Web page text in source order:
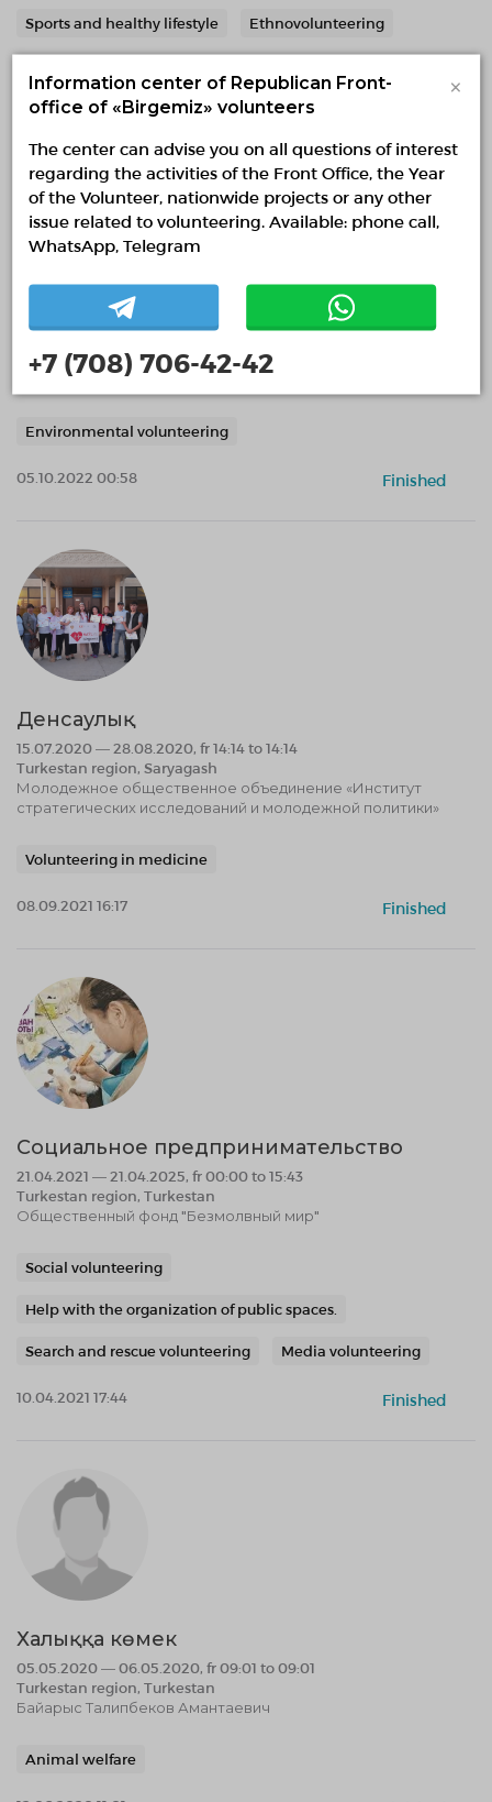
Sports and healthy lifestyle Ethnovolunteering
Челлендж EcoStudentKZ
Turkestan region, Turkestan
yasawi_volunteers
Environmental volunteering
05.10.2022 00:58 Finished
Денсаулық
15.07.2020 — 28.08.2020, fr 14:14 to 14:14
Turkestan region, Saryagash
Молодежное общественное объединение «Институт
стратегических исследований и молодежной политики»
Volunteering in medicine
08.09.2021 16:17 Finished
Социальное предпринимательство
21.04.2021 — 21.04.2025, fr 00:00 to 15:43
Turkestan region, Turkestan
Общественный фонд "Безмолвный мир"
Social volunteering
Help with the organization of public spaces.
Search and rescue volunteering Media volunteering
10.04.2021 17:44 Finished
Халыққа көмек
05.05.2020 — 06.05.2020, fr 09:01 to 09:01
Turkestan region, Turkestan
Байарыс Талипбеков Амантаевич
Animal welfare
Information center of Republican Front-
office of «Birgemiz» volunteers
×
The center can advise you on all questions of interest
regarding the activities of the Front Office, the Year
of the Volunteer, nationwide projects or any other
issue related to volunteering. Available: phone call,
WhatsApp, Telegram
+7 (708) 706-42-42